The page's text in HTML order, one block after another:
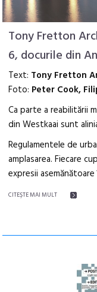
Tony Fretton
6, docurile din
Text: Tony Fretton
Foto: Peter Cook,
Ca parte a reabilitării
din Westkaai sunt
Regulamentele de
amplasarea. Fiecare
expresii
CITEŞTE MAI MULT